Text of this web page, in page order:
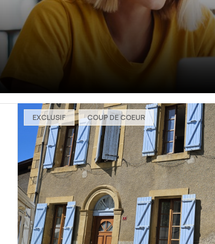
EXCLUSIF COUP DE COEUR